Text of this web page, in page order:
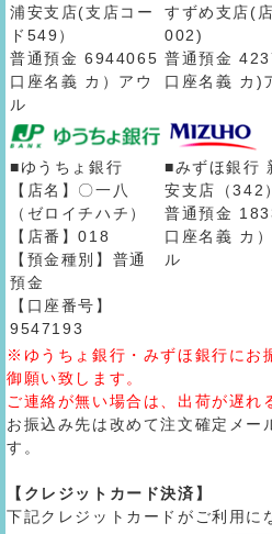
浦安支店(支店コー
ド549）
普通預金 6944065
口座名義 カ）アウ
ル
すずめ支店(
002)
普通預金
口座名義 カ)
■ゆうちょ銀行
【店名】〇一八
（ゼロイチハチ）
【店番】018
【預金種別】普通
預金
【口座番号】
9547193
■みずほ銀行
安支店（342）
普通預金
口座名義 カ
ル
※ゆうちょ銀行・みずほ銀行にお
御願い致します。
ご連絡が無い場合は、出荷が遅れ
お振込み先は改めて注文確定メー
す。
【クレジットカード決済】
下記クレジットカードがご利用に